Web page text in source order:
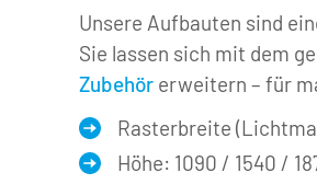
Unsere Aufbauten sind
Zubehör erweitern – für
Rasterbreite
Höhe: 1090 / 1540 /